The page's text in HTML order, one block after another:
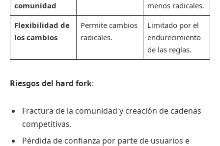
comunidad
menos radicales.
Flexibilidad de
los cambios
Permite cambios
radicales.
Limitado por el
endurecimiento
de las reglas.
Riesgos del hard fork:
Fractura de la comunidad y creación de cadenas
competitivas.
Pérdida de confianza por parte de usuarios e